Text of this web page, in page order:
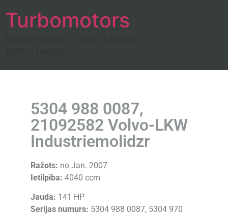
Turbomotors
5304 988 0087,
21092582 Volvo-LKW
Industriemolidzr
Ražots: no Jan. 2007
Ietilpiba: 4040 ccm
Jauda: 141 HP
Serijas numurs: 5304 988 0087, 5304 970